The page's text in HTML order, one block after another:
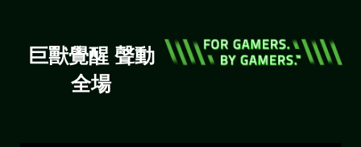
巨獸覺醒 聲動
全場